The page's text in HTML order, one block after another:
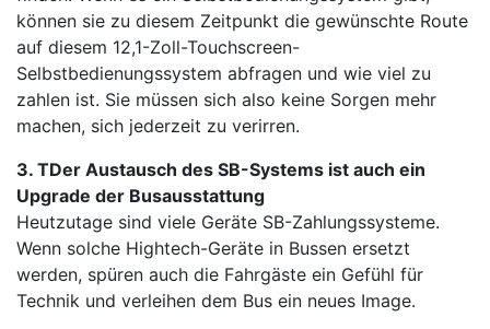
können sie zu diesem Zeitpunkt die gewünschte Route
auf diesem 12,1-Zoll-Touchscreen-
Selbstbedienungssystem abfragen und wie viel zu
zahlen ist. Sie müssen sich also keine Sorgen mehr
machen, sich jederzeit zu verirren.
3. TDer Austausch des SB-Systems ist auch ein
Upgrade der Busausstattung
Heutzutage sind viele Geräte SB-Zahlungssysteme.
Wenn solche Hightech-Geräte in Bussen ersetzt
werden, spüren auch die Fahrgäste ein Gefühl für
Technik und verleihen dem Bus ein neues Image.